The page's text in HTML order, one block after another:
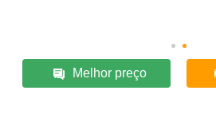
Melhor preço